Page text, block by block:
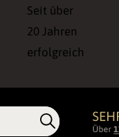
Seit über
20 Jahren
erfolgreich